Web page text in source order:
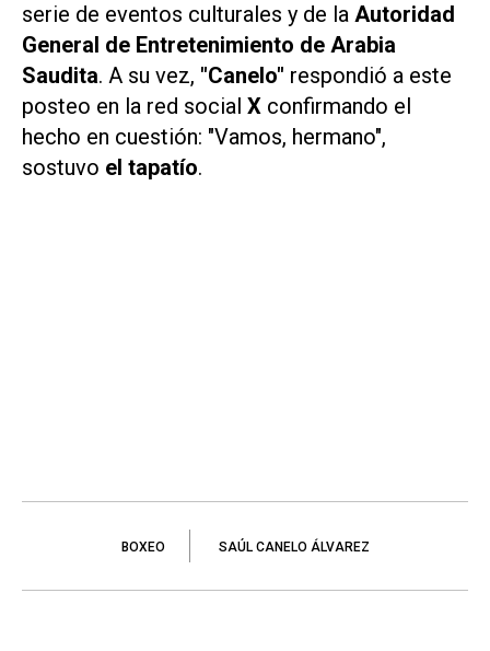
serie de eventos culturales y de la Autoridad
General de Entretenimiento de Arabia
Saudita. A su vez, "Canelo" respondió a este
posteo en la red social X confirmando el
hecho en cuestión: "Vamos, hermano",
sostuvo el tapatío.
BOXEO SAÚL CANELO ÁLVAREZ